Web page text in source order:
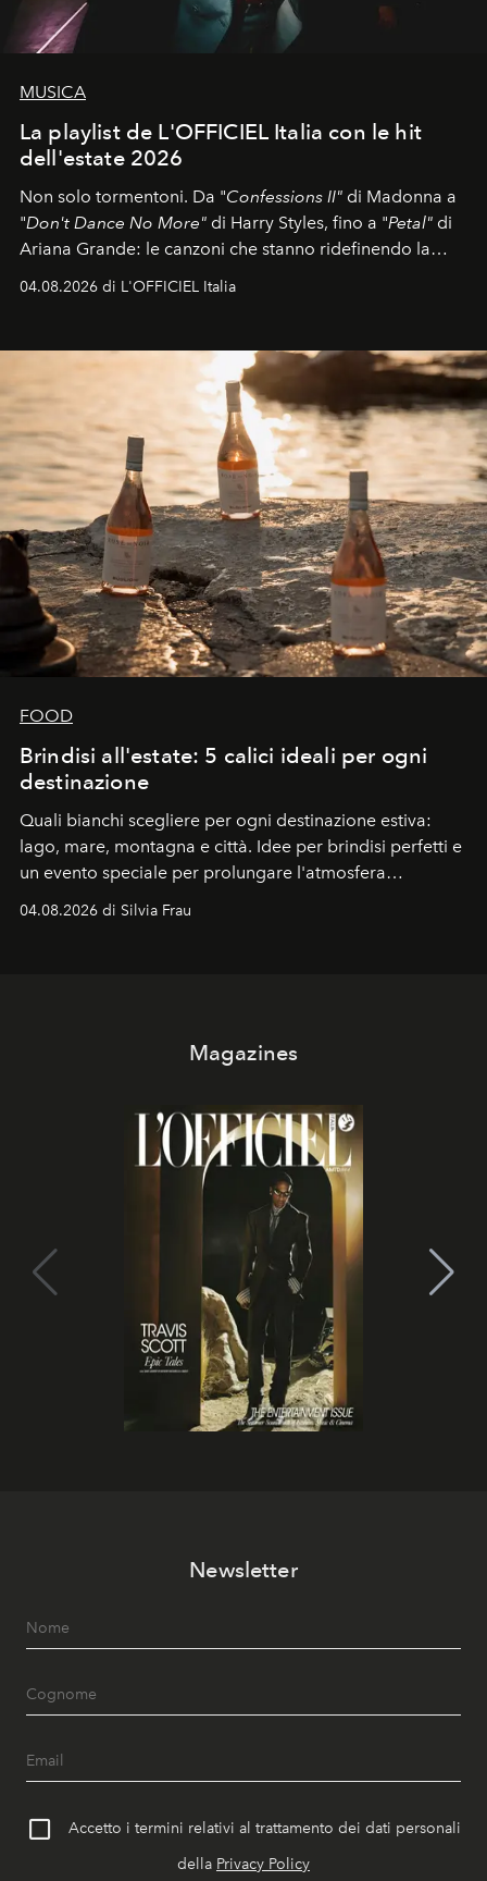
MUSICA
La playlist de L'OFFICIEL Italia con le hit
dell'estate 2026
Non solo tormentoni. Da "Confessions II" di Madonna a
"Don't Dance No More" di Harry Styles, fino a "Petal" di
Ariana Grande: le canzoni che stanno ridefinendo la
colonna sonora della stagione.
04.08.2026 di L'OFFICIEL Italia
FOOD
Brindisi all'estate: 5 calici ideali per ogni
destinazione
Quali bianchi scegliere per ogni destinazione estiva:
lago, mare, montagna e città. Idee per brindisi perfetti e
un evento speciale per prolungare l'atmosfera
04.08.2026 di Silvia Frau
Magazines
Newsletter
Accetto i termini relativi al trattamento dei dati personali
della Privacy Policy